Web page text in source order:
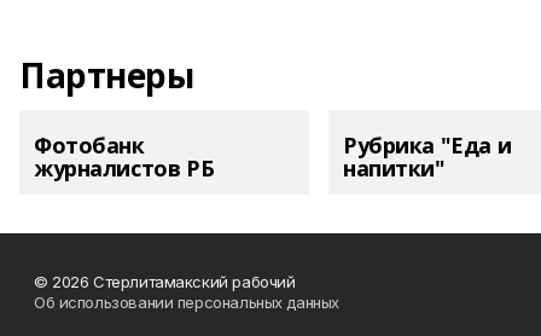
Партнеры
Фотобанк
журналистов РБ
Рубрика "Еда и
напитки"
© 2026 Стерлитамакский рабочий
Об использовании персональных данных